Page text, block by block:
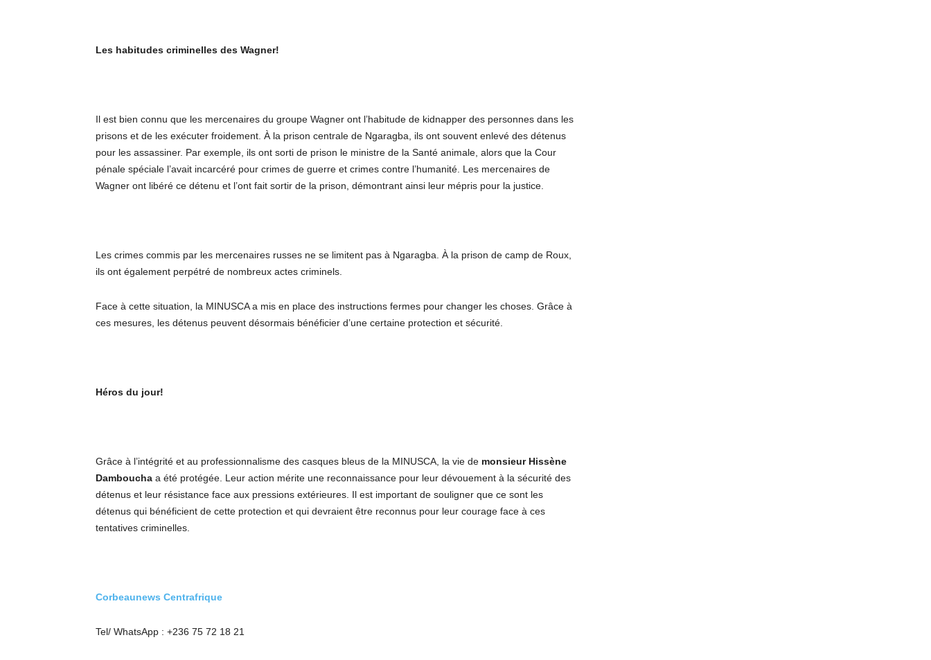
Les habitudes criminelles des Wagner!
Il est bien connu que les mercenaires du groupe Wagner ont l’habitude de kidnapper des personnes dans les
prisons et de les exécuter froidement. À la prison centrale de Ngaragba, ils ont souvent enlevé des détenus
pour les assassiner. Par exemple, ils ont sorti de prison le ministre de la Santé animale, alors que la Cour
pénale spéciale l’avait incarcéré pour crimes de guerre et crimes contre l’humanité. Les mercenaires de
Wagner ont libéré ce détenu et l’ont fait sortir de la prison, démontrant ainsi leur mépris pour la justice.
Les crimes commis par les mercenaires russes ne se limitent pas à Ngaragba. À la prison de camp de Roux,
ils ont également perpétré de nombreux actes criminels.
Face à cette situation, la MINUSCA a mis en place des instructions fermes pour changer les choses. Grâce à
ces mesures, les détenus peuvent désormais bénéficier d’une certaine protection et sécurité.
Héros du jour!
Grâce à l’intégrité et au professionnalisme des casques bleus de la MINUSCA, la vie de monsieur Hissène
Damboucha a été protégée. Leur action mérite une reconnaissance pour leur dévouement à la sécurité des
détenus et leur résistance face aux pressions extérieures. Il est important de souligner que ce sont les
détenus qui bénéficient de cette protection et qui devraient être reconnus pour leur courage face à ces
tentatives criminelles.
Corbeaunews Centrafrique
Tel/ WhatsApp : +236 75 72 18 21